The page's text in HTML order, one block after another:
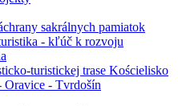
sakrálnych pamiatok
- kľúč k rozvoju
turistickej trase Kościelisko
Oravice - Tvrdošín